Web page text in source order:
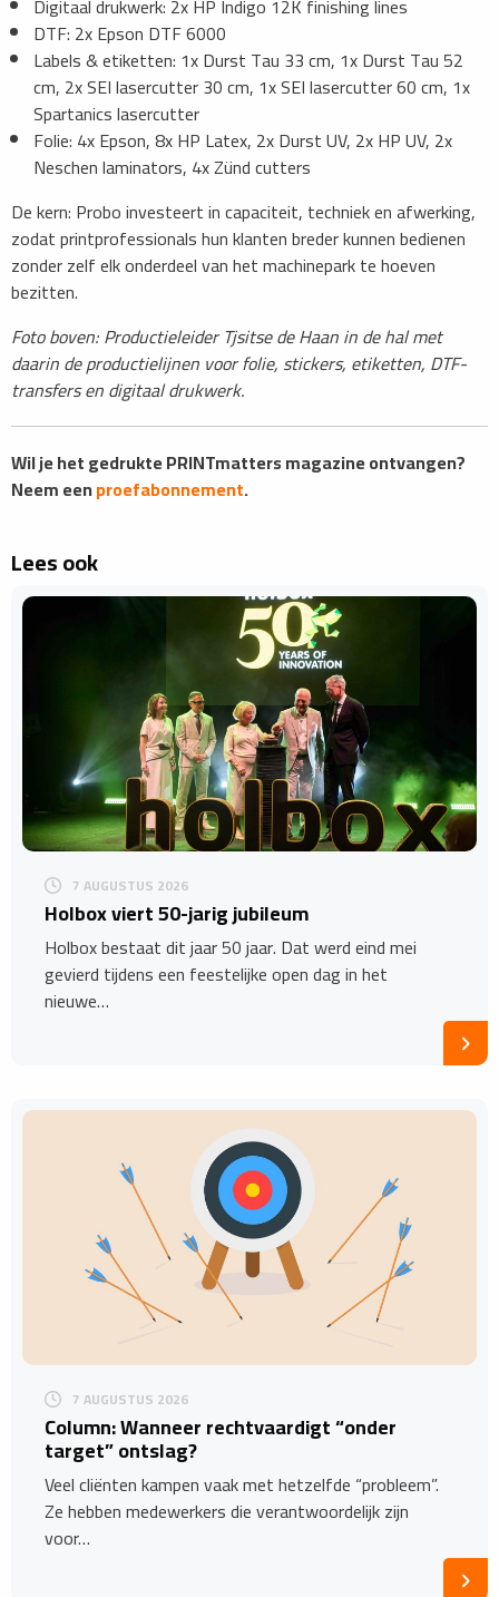
DTF: 2x Epson DTF 6000
Labels & etiketten: 1x Durst Tau 33 cm, 1x Durst Tau 52
cm, 2x SEI lasercutter 30 cm, 1x SEI lasercutter 60 cm, 1x
Spartanics lasercutter
Folie: 4x Epson, 8x HP Latex, 2x Durst UV, 2x HP UV, 2x
Neschen laminators, 4x Zünd cutters
De kern: Probo investeert in capaciteit, techniek en afwerking,
zodat printprofessionals hun klanten breder kunnen bedienen
zonder zelf elk onderdeel van het machinepark te hoeven
bezitten.
Foto boven: Productieleider Tjsitse de Haan in de hal met
daarin de productielijnen voor folie, stickers, etiketten, DTF-
transfers en digitaal drukwerk.
Wil je het gedrukte PRINTmatters magazine ontvangen?
Neem eenproefabonnement.
Lees ook
7 AUGUSTUS 2026
Holbox viert 50-jarig jubileum
Holbox bestaat dit jaar 50 jaar. Dat werd eind mei
gevierd tijdens een feestelijke open dag in het
nieuwe…
7 AUGUSTUS 2026
Column: Wanneer rechtvaardigt “onder
target” ontslag?
Veel cliënten kampen vaak met hetzelfde “probleem”.
Ze hebben medewerkers die verantwoordelijk zijn
voor…